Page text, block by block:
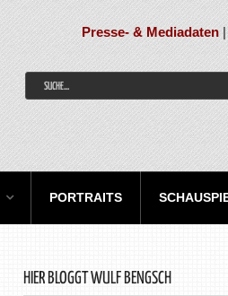
Presse- & Mediadaten |
PORTRAITS
HIER BLOGGT WULF BENGSCH